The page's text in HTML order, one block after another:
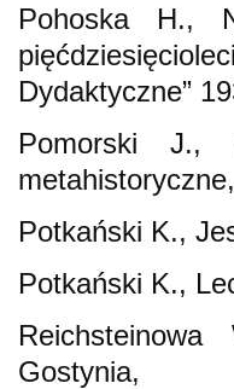
Pohoska H.,
Dydaktyczne”
Pomorski J.,
Potkański K.,
Potkański K.,
Gostynia,